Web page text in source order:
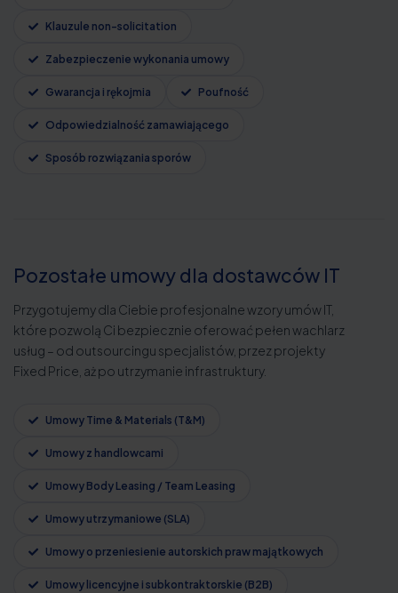
Klauzule non-solicitation
Zabezpieczenie wykonania umowy
Gwarancja i rękojmia Poufność
Odpowiedzialność zamawiającego
Sposób rozwiązania sporów
Pozostałe umowy dla dostawców IT
Przygotujemy dla Ciebie profesjonalne wzory umów IT,
które pozwolą Ci bezpiecznie oferować pełen wachlarz
usług – od outsourcingu specjalistów, przez projekty
Fixed Price, aż po utrzymanie infrastruktury.
Umowy Time & Materials (T&M)
Umowy z handlowcami
Umowy Body Leasing / Team Leasing
Umowy utrzymaniowe (SLA)
Umowy o przeniesienie autorskich praw majątkowych
Umowy licencyjne i subkontraktorskie (B2B)